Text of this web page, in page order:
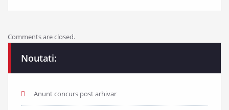
Comments are closed.
Noutati:
Anunt concurs post arhivar